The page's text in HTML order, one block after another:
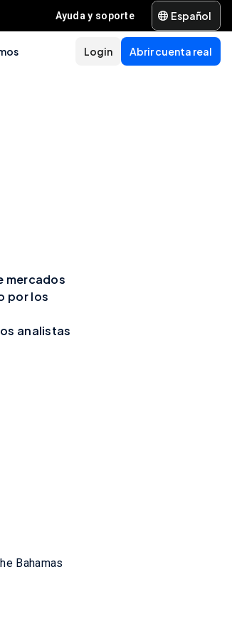
Ayuda y soporte Español
Abrir cuenta real
Login
mercados
por los
analistas
Bahamas